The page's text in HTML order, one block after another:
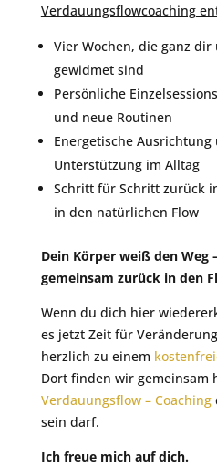
Verdauungsflowcoaching
Vier Wochen, die ganz
gewidmet sind
Persönliche
und neue Routinen
Energetische
Unterstützung im Alltag
Schritt für Schritt zurück
in den natürlichen Flow
Dein Körper weiß den Weg
gemeinsam zurück in den
Wenn du dich hier
es jetzt Zeit für
herzlich zu einem
Dort finden wir gemeinsam
Verdauungsflow – Coaching
sein darf.
Ich freue mich auf dich.